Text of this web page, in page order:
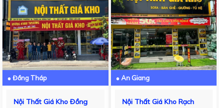
● Đồng Tháp
Nội Thất Giá Kho Đồng
● An Giang
Nội Thất Giá Kho Rạch